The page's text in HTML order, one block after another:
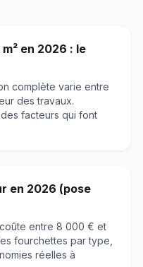
en 2026 : le
complète varie entre
des travaux.
facteurs qui font
en 2026 (pose
entre 8 000 € et
fourchettes par type,
réelles à